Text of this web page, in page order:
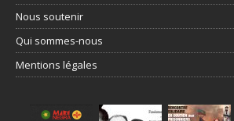
Nous soutenir
Qui sommes-nous
Mentions légales